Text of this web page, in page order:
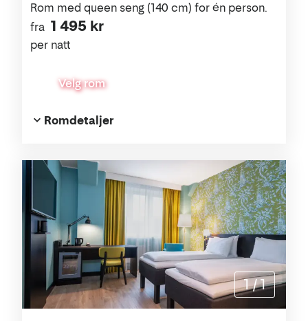
fra 1 495 kr
per natt
Rom med queen seng (140 cm) for én person.
Velg rom
Romdetaljer
1 /1